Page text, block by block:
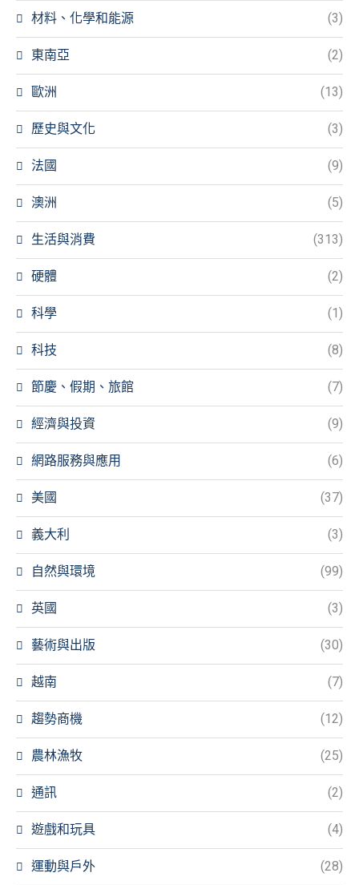
材料、化學和能源 (3)
東南亞 (2)
歐洲 (13)
歷史與文化 (3)
法國 (9)
澳洲 (5)
生活與消費 (313)
硬體 (2)
科學 (1)
科技 (8)
節慶、假期、旅館 (7)
經濟與投資 (9)
網路服務與應用 (6)
美國 (37)
義大利 (3)
自然與環境 (99)
英國 (3)
藝術與出版 (30)
越南 (7)
趨勢商機 (12)
農林漁牧 (25)
通訊 (2)
遊戲和玩具 (4)
運動與戶外 (28)